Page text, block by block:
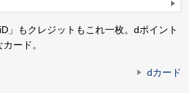
」もクレジットもこれ一枚。dポイント
ード。
dカード